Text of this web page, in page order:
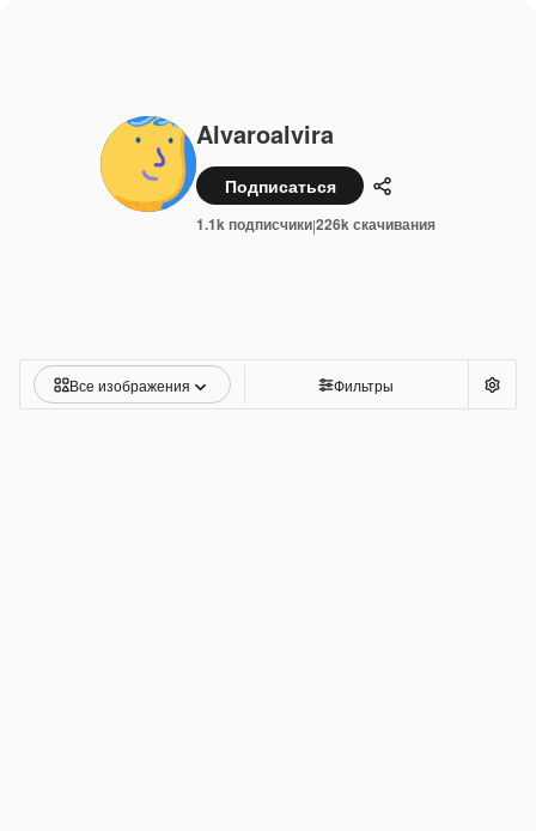
Alvaroalvira
Подписаться Поделиться
1.1k подписчики|226k скачивания
Все изображения Фильтры